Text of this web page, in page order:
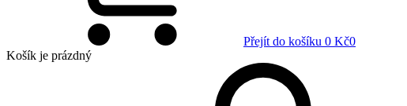
Přejít do košíku 0 Kč0
Košík je prázdný